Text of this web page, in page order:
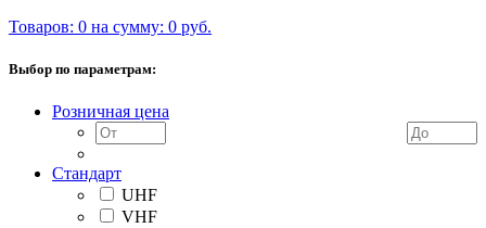
Товаров: 0 на сумму: 0 руб.
Выбор по параметрам:
Розничная цена
Стандарт
UHF
VHF